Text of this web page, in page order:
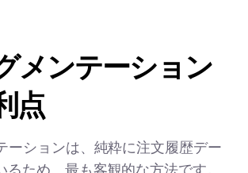
メンテーション
点
ーションは、純粋に注文履歴デー